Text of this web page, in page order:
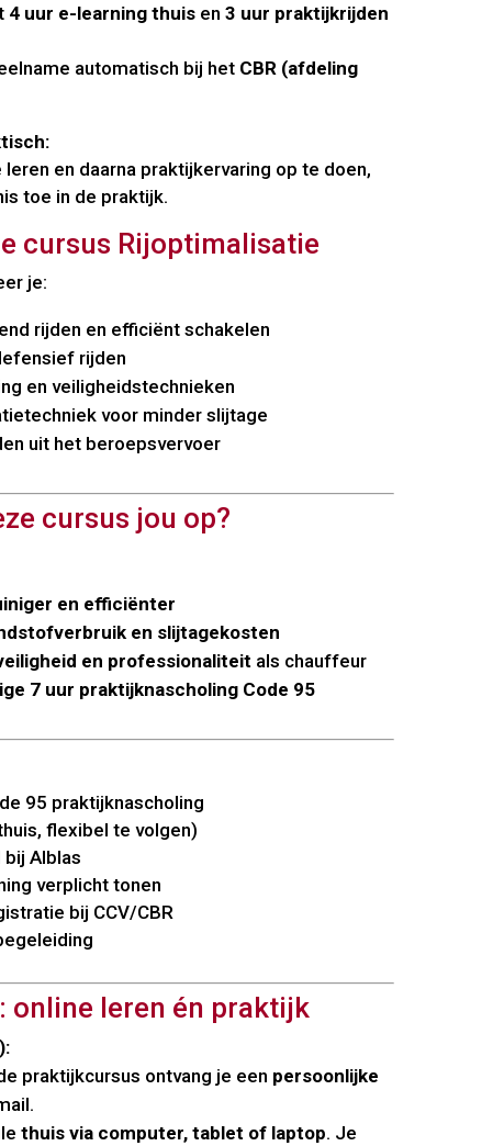
4 uur e-learning thuis en 3 uur praktijkrijden
automatisch bij het CBR (afdeling
en daarna praktijkervaring op te doen,
toe in de praktijk.
cursus Rijoptimalisatie
je:
rijden en efficiënt schakelen
rijden
en veiligheidstechnieken
voor minder slijtage
uit het beroepsvervoer
cursus jou op?
en efficiënter
en slijtagekosten
en professionaliteit als chauffeur
7 uur praktijknascholing Code 95
95 praktijknascholing
flexibel te volgen)
bij Alblas
verplicht tonen
bij CCV/CBR
online leren én praktijk
praktijkcursus ontvang je een persoonlijke
thuis via computer, tablet of laptop. Je